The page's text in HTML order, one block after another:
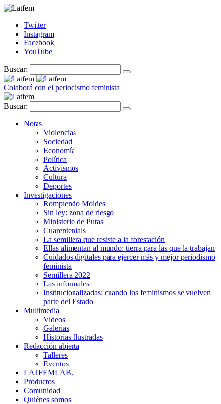
Twitter
Instagram
Facebook
YouTube
Buscar:
Colaborá con el periodismo feminista
Buscar:
Notas
Violencias
Sociedad
Economía
Política
Activismos
Cultura
Deportes
Investigaciones
Rompiendo Moldes
Sin ley: zona de riesgo
Ministerio de Putas
Cuarentenials
La semillera que resiste a la forestación
Ellas alimentan al mundo: tierra para las que la trabajan
Cuidados digitales para ejercer más y mejor periodismo
feminista
Semillera 2022
Las informales
Institucionalizadas: cuando los feminismos se vuelven
parte del Estado
Multimedia
Videos
Galerias
Historias Ilustradas
Redacción abierta
Talleres
Eventos
LATFEMLAB.
Productos
Comunidad
Quiénes somos